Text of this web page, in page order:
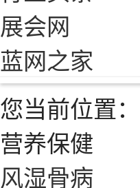
展会网
蓝网之家
您当前位置：
营养保健
风湿骨病